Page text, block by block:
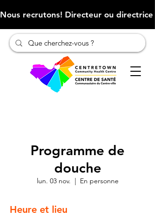
Nous recrutons! Directeur ou
Programme de
douche
lun. 03 nov.
  |
En personne
Heure et lieu